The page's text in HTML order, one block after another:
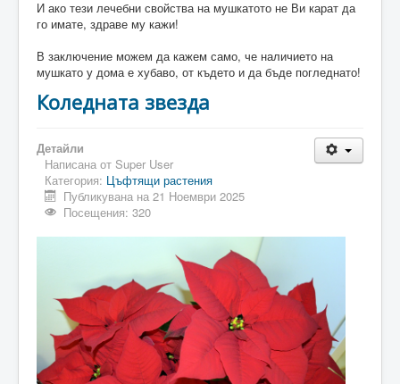
И ако тези лечебни свойства на мушкатото не Ви карат да
го имате, здраве му кажи!
В заключение можем да кажем само, че наличието на
мушкато у дома е хубаво, от където и да бъде погледнато!
Коледната звезда
Детайли
Написана от Super User
Категория: Цъфтящи растения
Публикувана на 21 Ноември 2025
Посещения: 320